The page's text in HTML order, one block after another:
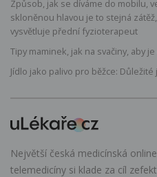
Způsob, jak se díváme do mobilu,
skloněnou hlavou je to stejná
vysvětluje přední fyzioterapeut
Tipy maminek, jak na svačiny, aby
Jídlo jako palivo pro běžce:
Největší česká medicínská
telemedicíny si klade za cíl